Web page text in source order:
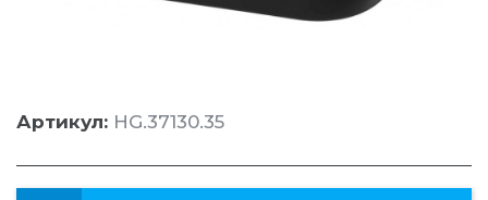
Артикул: HG.37130.35